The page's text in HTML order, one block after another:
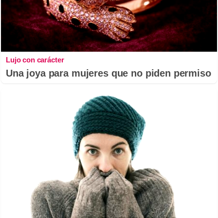
Lujo con carácter
Una joya para mujeres que no piden permiso